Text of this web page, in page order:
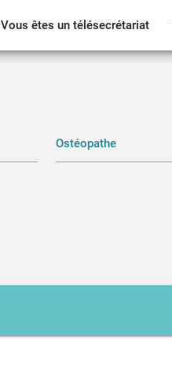
Vous êtes un télésecrétariat